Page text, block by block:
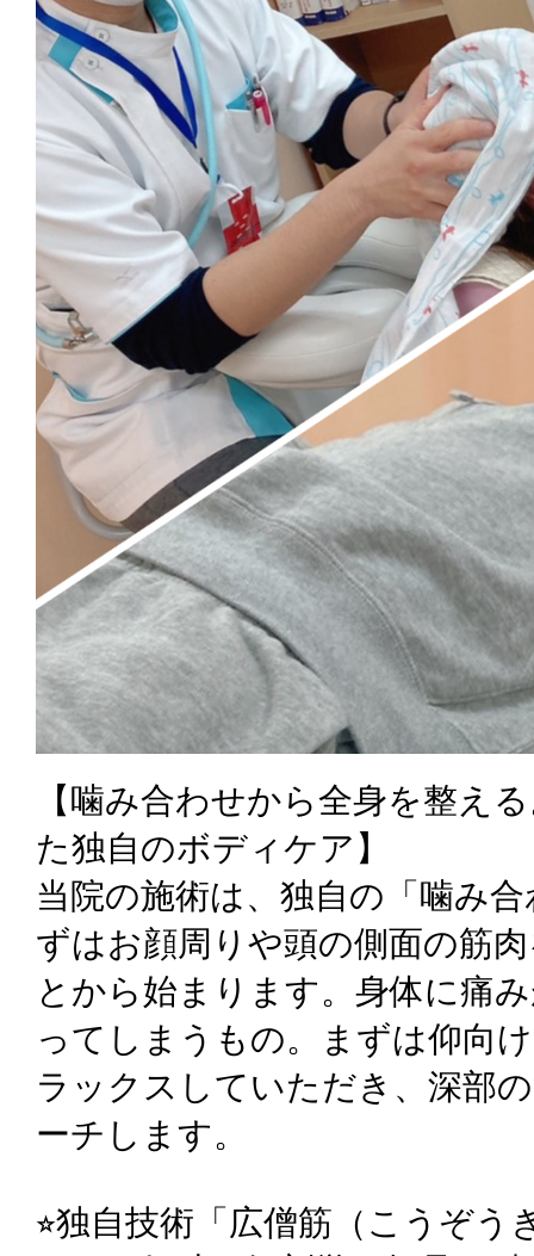
【噛み合わせから全身を整え
た独自のボディケア】
当院の施術は、独自の「噛み
ずはお顔周りや頭の側面の筋
とから始まります。身体に痛
ってしまうもの。まずは仰向
ラックスしていただき、深部
ーチします。
⭐︎独自技術「広僧筋（こうぞう